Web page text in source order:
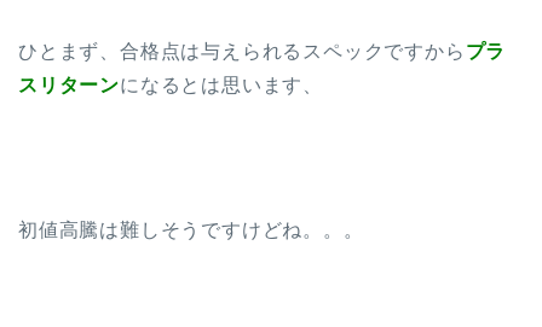
ひとまず、合格点は与えられるスペックですから プラ
スリターンになるとは思います、
初値高騰は難しそうですけどね。。。